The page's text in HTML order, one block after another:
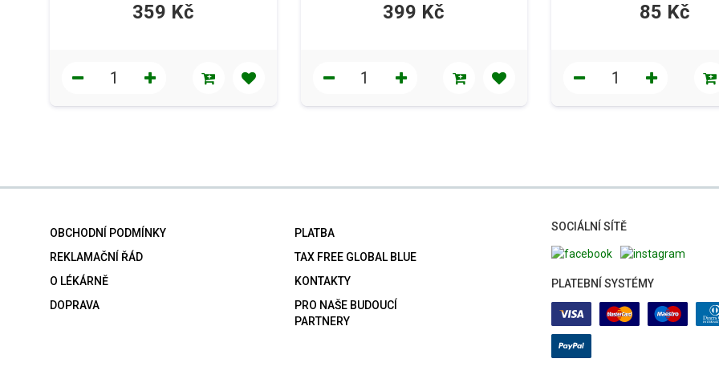
359 Kč 399 Kč 85 Kč
OBCHODNÍ PODMÍNKY
REKLAMAČNÍ ŘÁD
O LÉKÁRNĚ
DOPRAVA
PLATBA
TAX FREE GLOBAL BLUE
KONTAKTY
PRO NAŠE BUDOUCÍ
PARTNERY
SOCIÁLNÍ SÍTĚ
PLATEBNÍ SYSTÉMY